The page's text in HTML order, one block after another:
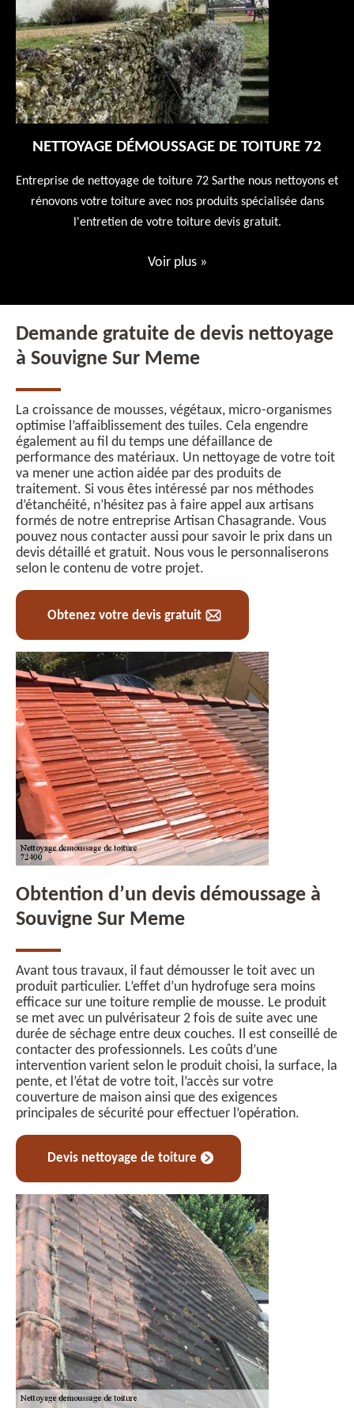
NETTOYAGE DÉMOUSSAGE DE TOITURE 72
Entreprise de nettoyage de toiture 72 Sarthe nous nettoyons et
rénovons votre toiture avec nos produits spécialisée dans
l'entretien de votre toiture devis gratuit.
Voir plus »
Demande gratuite de devis nettoyage
à Souvigne Sur Meme
La croissance de mousses, végétaux, micro-organismes
optimise l’affaiblissement des tuiles. Cela engendre
également au fil du temps une défaillance de
performance des matériaux. Un nettoyage de votre toit
va mener une action aidée par des produits de
traitement. Si vous êtes intéressé par nos méthodes
d’étanchéité, n’hésitez pas à faire appel aux artisans
formés de notre entreprise Artisan Chasagrande. Vous
pouvez nous contacter aussi pour savoir le prix dans un
devis détaillé et gratuit. Nous vous le personnaliserons
selon le contenu de votre projet.
Obtenez votre devis gratuit
Obtention d’un devis démoussage à
Souvigne Sur Meme
Avant tous travaux, il faut démousser le toit avec un
produit particulier. L’effet d’un hydrofuge sera moins
efficace sur une toiture remplie de mousse. Le produit
se met avec un pulvérisateur 2 fois de suite avec une
durée de séchage entre deux couches. Il est conseillé de
contacter des professionnels. Les coûts d’une
intervention varient selon le produit choisi, la surface, la
pente, et l’état de votre toit, l’accès sur votre
couverture de maison ainsi que des exigences
principales de sécurité pour effectuer l’opération.
Devis nettoyage de toiture